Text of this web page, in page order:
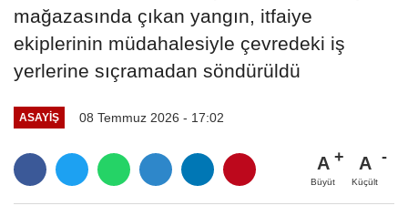
mağazasında çıkan yangın, itfaiye
ekiplerinin müdahalesiyle çevredeki iş
yerlerine sıçramadan söndürüldü
ASAYIŞ 08 Temmuz 2026 - 17:02
A
Büyüt
A
Küçült